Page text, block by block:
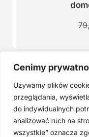
Cenimy
Używamy plików
przeglądania,
do indywidualnych
analizować ruch na
wszystkie” oznacza
Produkty Cyfrowe –
Regulamin
O Nas